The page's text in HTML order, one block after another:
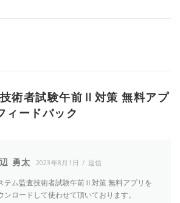
術者試験午前Ⅱ対策 無料アプ
ィードバック
勇太 2023年8月1日 返信
テム監査技術者試験午前Ⅱ対策 無料アプリを
ンロードして使わせて頂いております。